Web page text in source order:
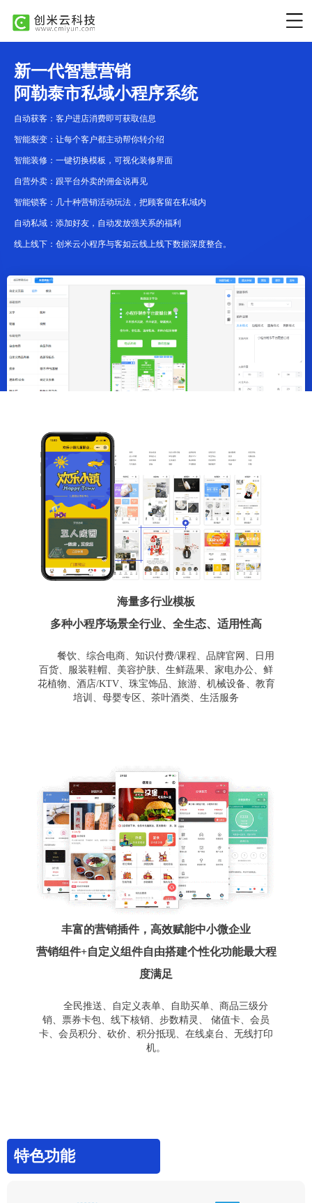
新一代智慧营销
阿勒泰市私域小程序系统
自动获客：客户进店消费即可获取信息
智能裂变：让每个客户都主动帮你转介绍
智能装修：一键切换模板，可视化装修界面
自营外卖：跟平台外卖的佣金说再见
智能锁客：几十种营销活动玩法，把顾客留在私域内
自动私域：添加好友，自动发放强关系的福利
线上线下：创米云小程序与客如云线上线下数据深度整合。
海量多行业模板
多种小程序场景全行业、全生态、适用性高
餐饮、综合电商、知识付费/课程、品牌官网、日用
百货、服装鞋帽、美容护肤、生鲜蔬果、家电办公、鲜
花植物、酒店/KTV、珠宝饰品、旅游、机械设备、教育
培训、母婴专区、茶叶酒类、生活服务
丰富的营销插件，高效赋能中小微企业
营销组件+自定义组件自由搭建个性化功能最大程
度满足
全民推送、自定义表单、自助买单、商品三级分
销、票券卡包、线下核销、步数精灵、 储值卡、会员
卡、会员积分、砍价、积分抵现、在线桌台、无线打印
机。
特色功能